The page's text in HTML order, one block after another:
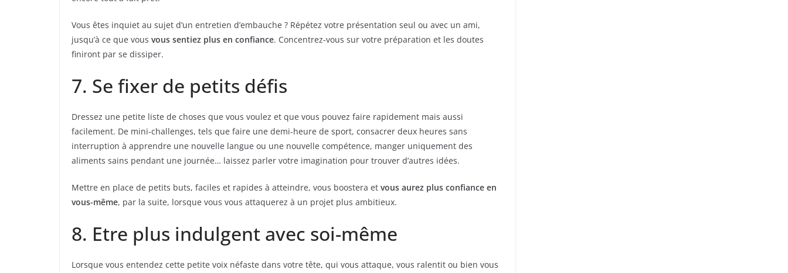
Vous êtes inquiet au sujet d’un entretien d’embauche ? Répétez votre présentation seul ou avec un ami,
jusqu’à ce que vous vous sentiez plus en confiance. Concentrez-vous sur votre préparation et les doutes
finiront par se dissiper.
7. Se fixer de petits défis
Dressez une petite liste de choses que vous voulez et que vous pouvez faire rapidement mais aussi
facilement. De mini-challenges, tels que faire une demi-heure de sport, consacrer deux heures sans
interruption à apprendre une nouvelle langue ou une nouvelle compétence, manger uniquement des
aliments sains pendant une journée… laissez parler votre imagination pour trouver d’autres idées.
Mettre en place de petits buts, faciles et rapides à atteindre, vous boostera et vous aurez plus confiance en
vous-même, par la suite, lorsque vous vous attaquerez à un projet plus ambitieux.
8. Etre plus indulgent avec soi-même
Lorsque vous entendez cette petite voix néfaste dans votre tête, qui vous attaque, vous ralentit ou bien vous